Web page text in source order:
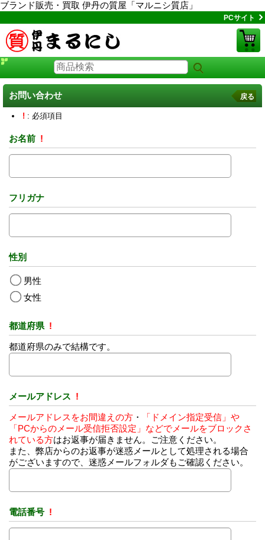
ブランド販売・買取 伊丹の質屋「マルニシ質店」
PCサイト
お問い合わせ 戻る
! : 必須項目
お名前 !
フリガナ
性別
男性
女性
都道府県 !
都道府県のみで結構です。
メールアドレス !
メールアドレスをお間違えの方 ・
「ドメイン指定受信」や
「PCからのメール受信拒否設定」などでメールをブロックさ
れている方はお返事が届きません。ご注意ください。
また、弊店からのお返事が迷惑メールとして処理される場合
がございますので、迷惑メールフォルダもご確認ください。
電話番号 !